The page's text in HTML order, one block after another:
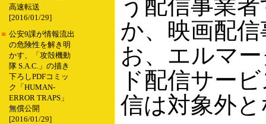
高速転送
[2016/01/29]
■ 公安9課が情報流出
の危険性を解き明
かす、「攻殻機動
隊 S.A.C.」の描き
下ろしPDFコミッ
ク「HUMAN-
ERROR TRAPS」
無償公開
[2016/01/29]
う配信事業
か、映画配
お、エルマ
ド配信サー
信は対象外